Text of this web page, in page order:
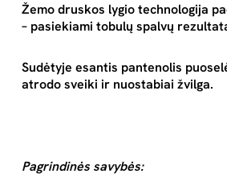
Žemo druskos lygio technologija
– pasiekiami tobulų spalvų
Sudėtyje esantis pantenolis
atrodo sveiki ir nuostabiai žvilga.
Pagrindinės savybės: